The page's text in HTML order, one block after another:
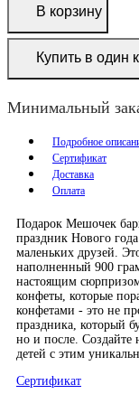
В корзину
Купить в один
Минимальный
Подробное
Сертификат
Доставка
Оплата
Подарок Мешочек
праздник Нового
маленьких друзей.
наполненный 900
настоящим
конфеты, которые
конфетами - это не
праздника, который
но и после. Создайте
детей с этим
Сертификат